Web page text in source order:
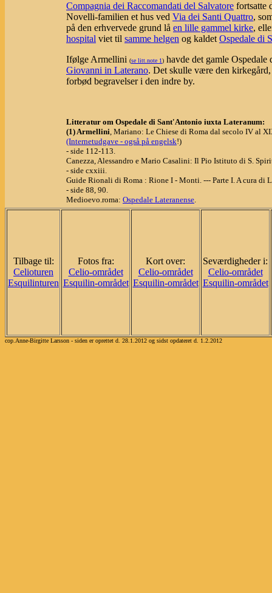
Compagnia dei Raccomandati del Salvatore fortsatte
Novelli-familien et hus ved Via dei Santi Quattro,
på den erhvervede grund lå en lille gammel kirke,
hospital viet til samme helgen og kaldet Ospedale di
Ifølge Armellini (se litt.note 1) havde det gamle
Giovanni in Laterano. Det skulle være den
forbød begravelser i den indre by.
Litteratur om Ospedale di Sant'Antonio iuxta Lateranum:
(1) Armellini, Mariano: Le Chiese di Roma dal secolo IV al
(Internetudgave - også på engelsk!)
- side 112-113.
Canezza, Alessandro e Mario Casalini: Il Pio Istituto di S.
- side cxxiii.
Guide Rionali di Roma : Rione I - Monti. --- Parte I. A cura
- side 88, 90.
Medioevo.roma: Ospedale Lateranense.
Tilbage til:
Celioturen
Esquilinturen
Fotos fra:
Celio-området
Esquilin-området
Kort over:
Celio-området
Esquilin-området
Seværdigheder i:
Celio-området
Esquilin-området
cop.Anne-Birgitte Larsson - siden er oprettet d. 28.1.2012 og sidst opdateret d. 1.2.2012